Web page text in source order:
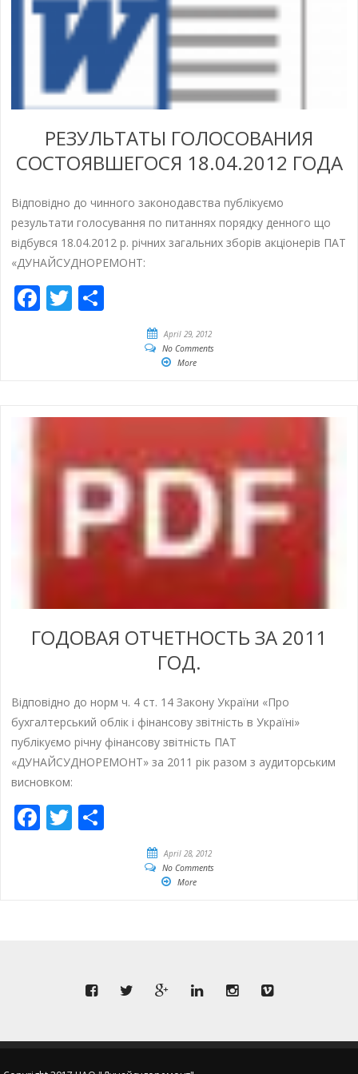
РЕЗУЛЬТАТЫ ГОЛОСОВАНИЯ
СОСТОЯВШЕГОСЯ 18.04.2012 ГОДА
Відповідно до чинного законодавства публікуємо
результати голосування по питаннях порядку денного що
відбувся 18.04.2012 р. річних загальних зборів акціонерів ПАТ
«ДУНАЙСУДНОРЕМОНТ:
Facebook
Twitter
April 29, 2012
No Comments
More
ГОДОВАЯ ОТЧЕТНОСТЬ ЗА 2011
ГОД.
Відповідно до норм ч. 4 ст. 14 Закону України «Про
бухгалтерський облік і фінансову звітність в Україні»
публікуємо річну фінансову звітність ПАТ
«ДУНАЙСУДНОРЕМОНТ» за 2011 рік разом з аудиторським
висновком:
Facebook
Twitter
April 28, 2012
No Comments
More